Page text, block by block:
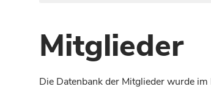
Mitglieder
Die Datenbank der Mitglieder wurde